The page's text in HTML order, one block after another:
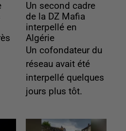
Un second cadre
de la DZ Mafia
interpellé en
Algérie
Un cofondateur du
réseau avait été
interpellé quelques
jours plus tôt.